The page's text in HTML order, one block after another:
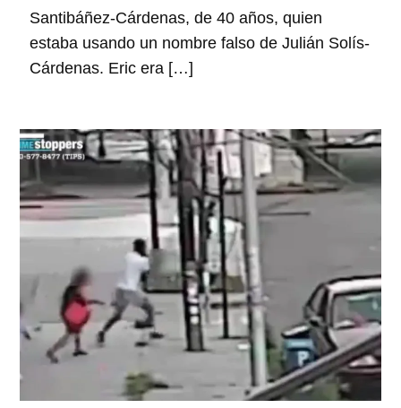
Santibáñez-Cárdenas, de 40 años, quien
estaba usando un nombre falso de Julián Solís-
Cárdenas. Eric era […]